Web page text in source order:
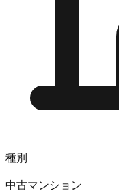
種別
中古マンション